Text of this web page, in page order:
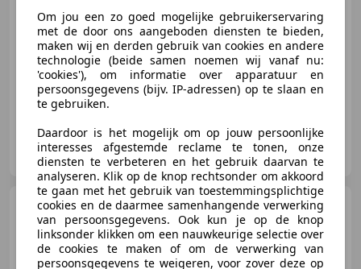
03/2022 85.413 km
Elektro/Benzine
105 kW (143 PK)
Autobetaalbaar.nl
NL-3443 TJ WOERDEN
Volkswagen Tiguan 1.5
TSI R-LINE BUSINESS+ I
AUTOMAAT I TREKHAAK I P
Om jou een zo goed mogelijke gebruikerservaring
met de door ons aangeboden diensten te bieden,
maken wij en derden gebruik van cookies en andere
technologie (beide samen noemen wij vanaf nu:
'cookies'), om informatie over apparatuur en
persoonsgegevens (bijv. IP-adressen) op te slaan en
te gebruiken.
Daardoor is het mogelijk om op jouw persoonlijke
interesses afgestemde reclame te tonen, onze
diensten te verbeteren en het gebruik daarvan te
analyseren. Klik op de knop rechtsonder om akkoord
te gaan met het gebruik van toestemmingsplichtige
cookies en de daarmee samenhangende verwerking
van persoonsgegevens. Ook kun je op de knop
linksonder klikken om een nauwkeurige selectie over
de cookies te maken of om de verwerking van
persoonsgegevens te weigeren, voor zover deze op